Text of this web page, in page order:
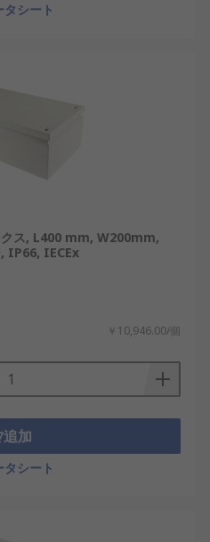
タシート
クス, L400 mm, W200mm,
IP66, IECEx
￥10,946.00/個
追加
タシート